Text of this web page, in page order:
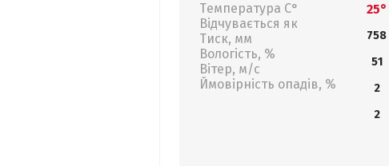
Температура С°
Відчувається як
Тиск, мм
Вологість, %
Вітер, м/с
Ймовірність опадів, %
25°
758
51
2
2